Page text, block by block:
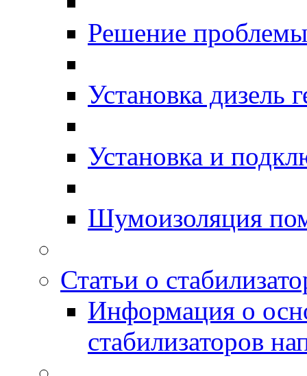
Решение проблемы
Установка дизель
Установка и
Шумоизоляция
Статьи о
Информация о
стабилизаторов